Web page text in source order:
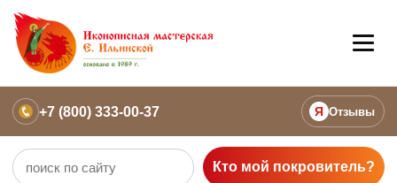
+7 (800) 333-00-37 Я Отзывы
Кто мой покровитель?